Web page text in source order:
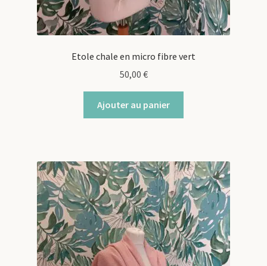
Etole chale en micro fibre vert
50,00 €
Ajouter au panier